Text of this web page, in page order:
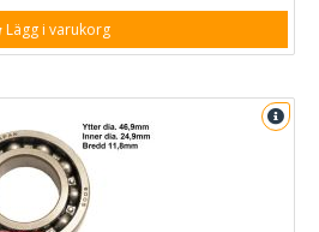
Lägg i varukorg